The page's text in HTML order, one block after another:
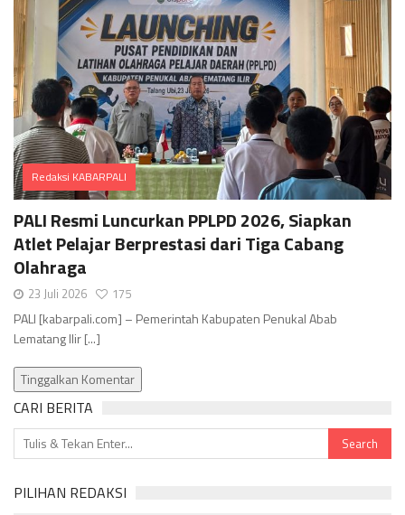
Redaksi KABARPALI
Comments
PALI Resmi Luncurkan PPLPD 2026, Siapkan
Atlet Pelajar Berprestasi dari Tiga Cabang
Olahraga
23 Juli 2026 175
PALI [kabarpali.com] – Pemerintah Kabupaten Penukal Abab
Lematang Ilir [...]
Tinggalkan Komentar
CARI BERITA
PILIHAN REDAKSI